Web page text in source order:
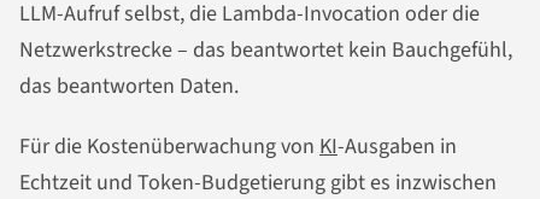
LLM-Aufruf selbst, die Lambda-Invocation oder die
Netzwerkstrecke – das beantwortet kein Bauchgefühl,
das beantworten Daten.
Für die Kostenüberwachung von KI-Ausgaben in
Echtzeit und Token-Budgetierung gibt es inzwischen